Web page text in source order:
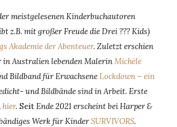
meistgelesenen Kinderbuchautoren
z.B. mit großer Freude die Drei ??? Kids)
Akademie der Abenteuer. Zuletzt erschien
in Australien lebenden MalerinMichèle
Bildband für ErwachseneLockdown – ein
und Bildbände sind in Arbeit. Erste
hier. SeitEnde 2021 erscheint bei Harper &
Werk für KinderSURVIVORS.